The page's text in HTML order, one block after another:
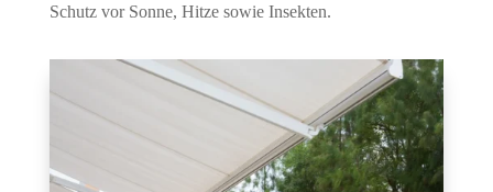
Schutz vor Sonne, Hitze sowie Insekten.